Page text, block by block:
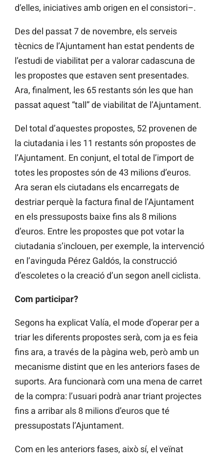
d’elles, iniciatives amb origen en el consistori–.
Des del passat 7 de novembre, els serveis
tècnics de l’Ajuntament han estat pendents de
l’estudi de viabilitat per a valorar cadascuna de
les propostes que estaven sent presentades.
Ara, finalment, les 65 restants són les que han
passat aquest “tall” de viabilitat de l’Ajuntament.
Del total d’aquestes propostes, 52 provenen de
la ciutadania i les 11 restants són propostes de
l’Ajuntament. En conjunt, el total de l’import de
totes les propostes són de 43 milions d’euros.
Ara seran els ciutadans els encarregats de
destriar perquè la factura final de l’Ajuntament
en els pressuposts baixe fins als 8 milions
d’euros. Entre les propostes que pot votar la
ciutadania s’inclouen, per exemple, la intervenció
en l’avinguda Pérez Galdós, la construcció
d’escoletes o la creació d’un segon anell ciclista.
Com participar?
Segons ha explicatValía, el mode d’operar per a
triar les diferents propostes serà, com ja es feia
fins ara, a través de la pàgina web, però amb un
mecanisme distint que en les anteriors fases de
suports. Ara funcionarà com una mena de carret
de la compra: l’usuari podrà anar triant projectes
fins a arribar als 8 milions d’euros que té
pressupostats l’Ajuntament.
Com en les anteriors fases, això sí, el veïnat